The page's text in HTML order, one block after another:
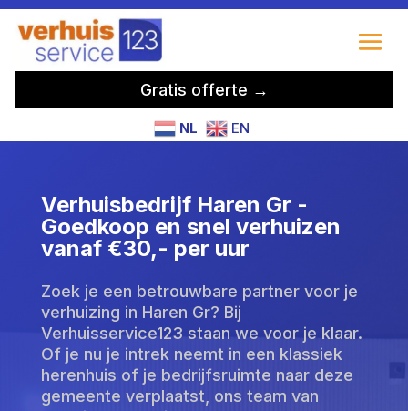
Gratis offerte →
NL EN
Verhuisbedrijf Haren Gr -
Goedkoop en snel verhuizen
vanaf €30,- per uur
Zoek je een betrouwbare partner voor je
verhuizing in Haren Gr? Bij
Verhuisservice123 staan we voor je klaar.
Of je nu je intrek neemt in een klassiek
herenhuis of je bedrijfsruimte naar deze
gemeente verplaatst, ons team van